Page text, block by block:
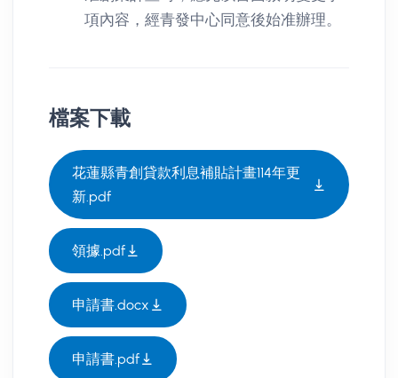
項內容，經青發中心同意後始准辦理。
檔案下載
花蓮縣青創貸款利息補貼計畫114年更
新.pdf
領據.pdf
申請書.docx
申請書.pdf